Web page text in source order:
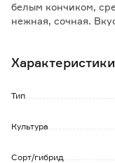
белым кончиком,
нежная, сочная.
Характеристики
Тип
Культура
Сорт/гибрид